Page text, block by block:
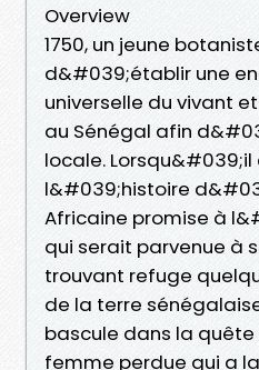
Overview
1750, un jeune
d&#039;établir une
universelle du vivant
au Sénégal afin
locale. Lorsqu&#039;il
l&#039;histoire
Africaine promise à
qui serait parvenue à
trouvant refuge
de la terre
bascule dans la
femme perdue qui a